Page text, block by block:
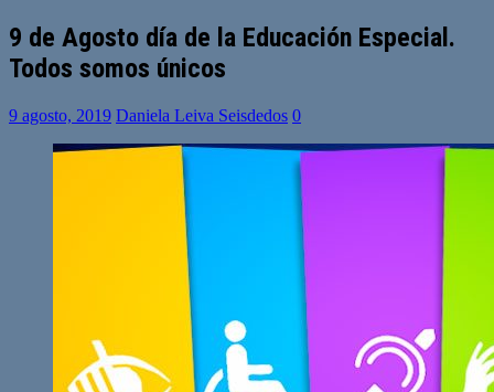
9 de Agosto día de la Educación Especial.
Todos somos únicos
9 agosto, 2019 Daniela Leiva Seisdedos 0